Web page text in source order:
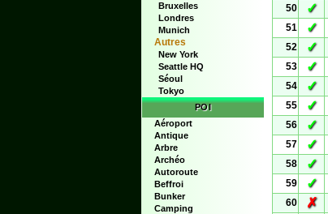
Bruxelles
Londres
Munich
Autres
New York
Seattle HQ
Séoul
Tokyo
POI
Aéroport
Antique
Arbre
Archéo
Autoroute
Beffroi
Bunker
Camping
50
✓
51
✓
52
✓
53
✓
54
✓
55
✓
56
✓
57
✓
58
✓
59
✓
60
✗